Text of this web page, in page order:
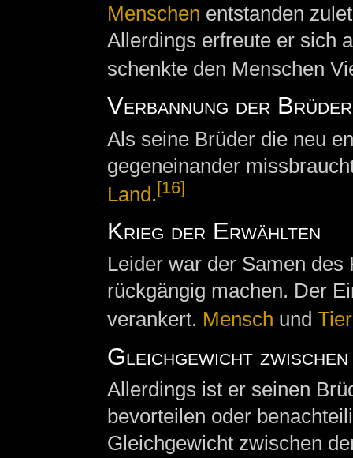
Menschen entstanden
Allerdings erfreute er sich
schenkte den Menschen
Verbannung der Brüder
Als seine Brüder die neu
gegeneinander
Land.[16]
Krieg der Erwählten
Leider war der Samen
rückgängig machen. Der
verankert. Mensch und Tier
Gleichgewicht
Allerdings ist er seinen
bevorteilen oder
Gleichgewicht zwischen